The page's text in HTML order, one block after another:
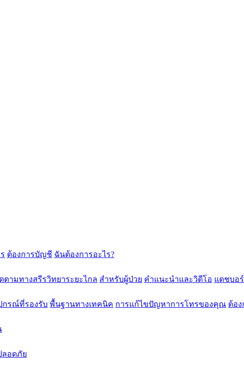
ต้องการบัญชี ฉันต้องการอะไร?
ตามทางสรีรวิทยาระยะไกล สำหรับผู้ป่วย คำแนะนำและวิดีโอ แดชบอ
กรณ์ที่รองรับ พื้นฐานทางเทคนิค การแก้ไขปัญหาการโทรของคุณ ต้อ
ลอดภัย